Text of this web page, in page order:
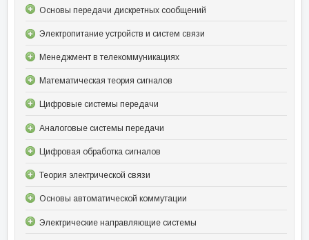
Основы передачи дискретных сообщений
Электропитание устройств и систем связи
Менеджмент в телекоммуникациях
Математическая теория сигналов
Цифровые системы передачи
Аналоговые системы передачи
Цифровая обработка сигналов
Теория электрической связи
Основы автоматической коммутации
Электрические направляющие системы